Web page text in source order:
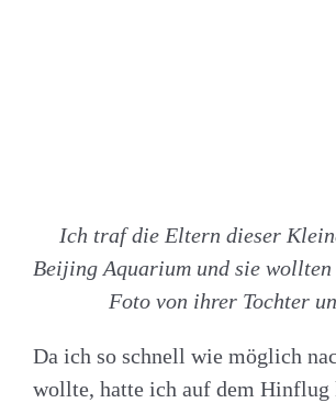
Ich traf die Eltern dieser
Beijing Aquarium und sie
Foto von ihrer Tochter
Da ich so schnell wie möglich
wollte, hatte ich auf dem